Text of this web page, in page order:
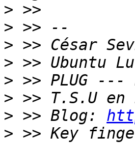
>
>
>
>
>
>
> >> Blog:
> >> Key